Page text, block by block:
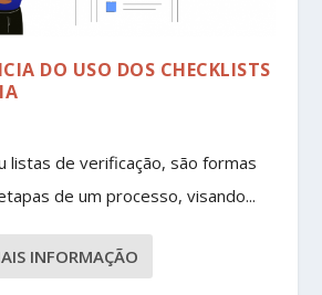
DO USO DOS CHECKLISTS
listas de verificação, são formas
de um processo, visando...
INFORMAÇÃO